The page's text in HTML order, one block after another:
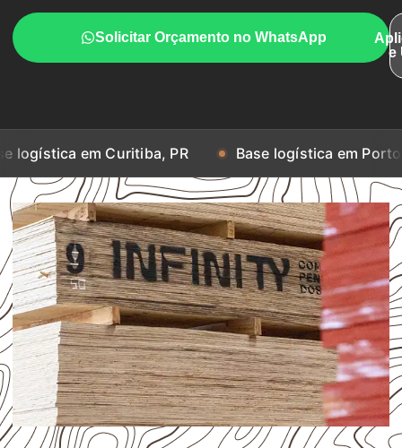
Solicitar Orçamento no WhatsApp
e
Curitiba, PR Base logística em Porto Alegre, RS